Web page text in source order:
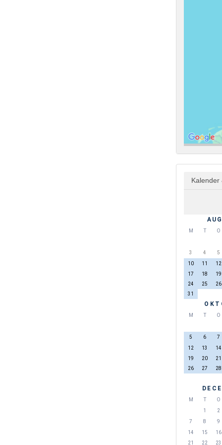
Kalender
M T O
3 4
5
10
11
12
17
18
19
24
25
26
31
M T O
5 6
7
12
13
14
19
20
21
26
27 28
M T
O
1
2
7
8
9
14
15
16
21
22 23